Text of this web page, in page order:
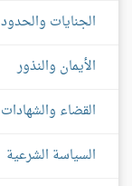
الجنايات والحدود
الأيمان والنذور
القضاء والشهادات
السياسة الشرعية